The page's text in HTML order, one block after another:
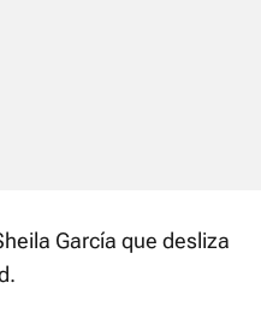
García que desliza